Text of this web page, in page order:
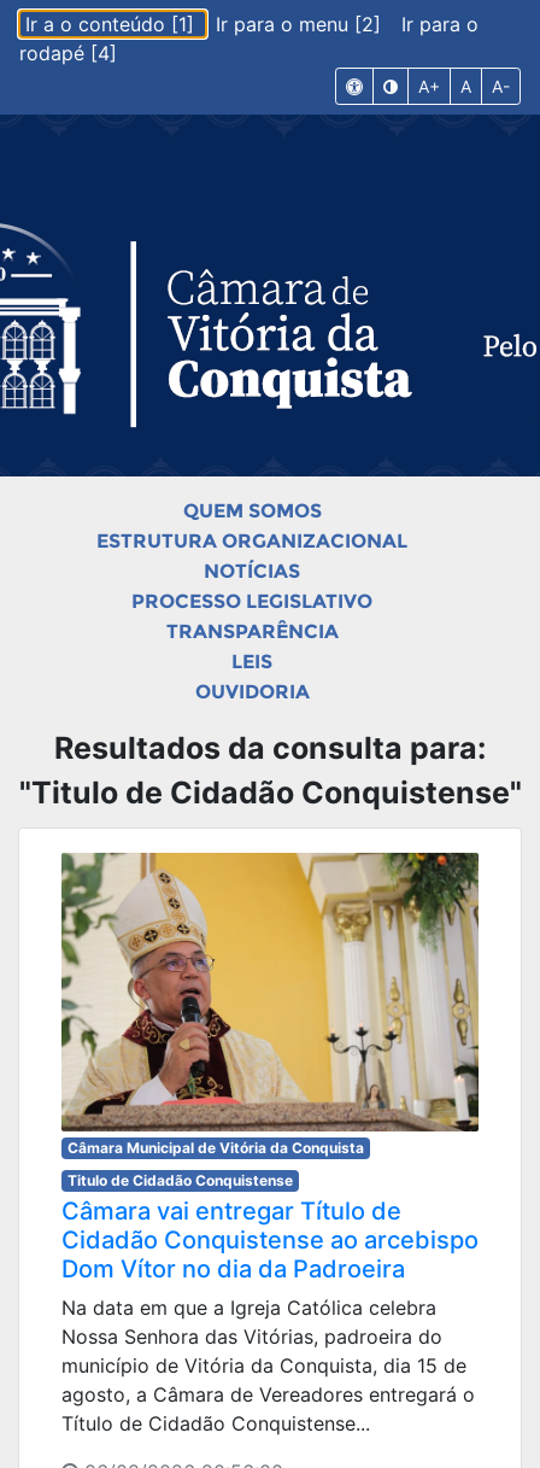
Ir a o conteúdo [1] Ir para o menu [2]
Ir para o
rodapé [4]
A+ A A-
QUEM SOMOS
ESTRUTURA ORGANIZACIONAL
NOTÍCIAS
PROCESSO LEGISLATIVO
TRANSPARÊNCIA
LEIS
OUVIDORIA
Resultados da consulta para:
"Titulo de Cidadão Conquistense"
Câmara Municipal de Vitória da Conquista
Titulo de Cidadão Conquistense
Câmara vai entregar Título de
Cidadão Conquistense ao arcebispo
Dom Vítor no dia da Padroeira
Na data em que a Igreja Católica celebra
Nossa Senhora das Vitórias, padroeira do
município de Vitória da Conquista, dia 15 de
agosto, a Câmara de Vereadores entregará o
Título de Cidadão Conquistense...